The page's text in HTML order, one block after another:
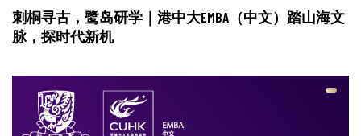
刺桐寻古，鹭岛研学｜港中大EMBA（中文）踏山海文
脉，探时代新机